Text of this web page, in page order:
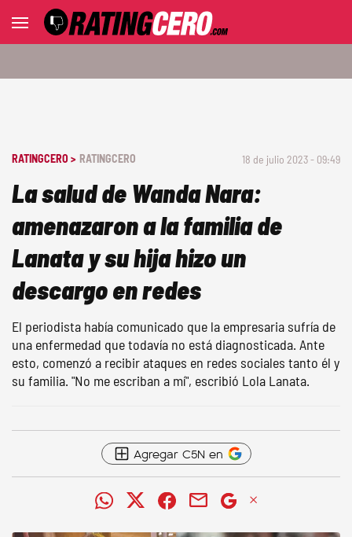
RATINGCERO > RATINGCERO 18 de julio 2023 - 09:49
La salud de Wanda Nara:
amenazaron a la familia de
Lanata y su hija hizo un
descargo en redes
El periodista había comunicado que la empresaria sufría de
una enfermedad que todavía no está diagnosticada. Ante
esto, comenzó a recibir ataques en redes sociales tanto él y
su familia. "No me escriban a mí", escribió Lola Lanata.
Agregar C5N en